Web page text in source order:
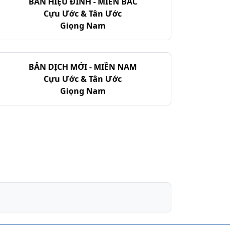
Cựu Ước & Tân Ước
Giọng Nam
BẢN DỊCH MỚI - MIỀN NAM
Cựu Ước & Tân Ước
Giọng Nam